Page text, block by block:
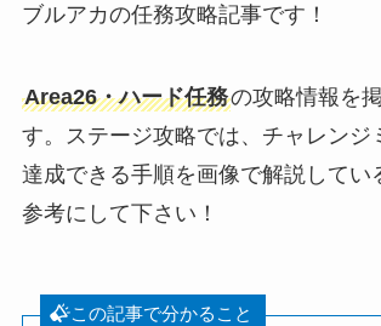
ブルアカの任務攻略記事です！
Area26・ハード任務の攻略情報を
す。ステージ攻略では、チャレンジ
達成できる手順を画像で解説してい
参考にして下さい！
この記事で分かること